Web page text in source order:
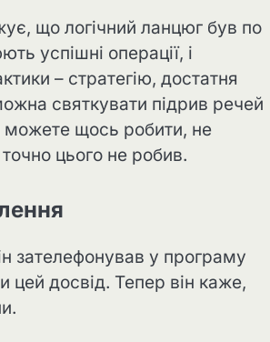
що логічний ланцюг був по
успішні операції, і
– стратегію, достатня
святкувати підрив речей
можете щось робити, не
цього не робив.
зателефонував у програму
цей досвід. Тепер він каже,